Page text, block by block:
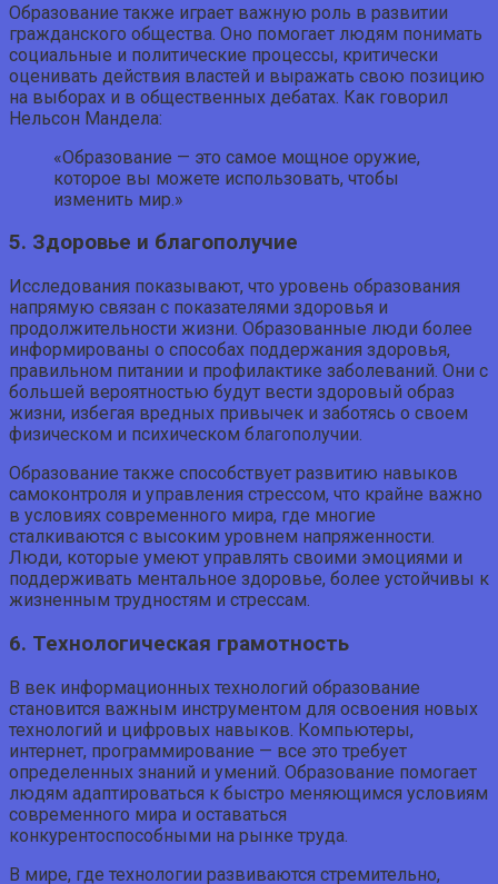
Образование также играет важную роль в развитии
гражданского общества. Оно помогает людям понимать
социальные и политические процессы, критически
оценивать действия властей и выражать свою позицию
на выборах и в общественных дебатах. Как говорил
Нельсон Мандела:
«Образование — это самое мощное оружие,
которое вы можете использовать, чтобы
изменить мир.»
5. Здоровье и благополучие
Исследования показывают, что уровень образования
напрямую связан с показателями здоровья и
продолжительности жизни. Образованные люди более
информированы о способах поддержания здоровья,
правильном питании и профилактике заболеваний. Они с
большей вероятностью будут вести здоровый образ
жизни, избегая вредных привычек и заботясь о своем
физическом и психическом благополучии.
Образование также способствует развитию навыков
самоконтроля и управления стрессом, что крайне важно
в условиях современного мира, где многие
сталкиваются с высоким уровнем напряженности.
Люди, которые умеют управлять своими эмоциями и
поддерживать ментальное здоровье, более устойчивы к
жизненным трудностям и стрессам.
6. Технологическая грамотность
В век информационных технологий образование
становится важным инструментом для освоения новых
технологий и цифровых навыков. Компьютеры,
интернет, программирование — все это требует
определенных знаний и умений. Образование помогает
людям адаптироваться к быстро меняющимся условиям
современного мира и оставаться
конкурентоспособными на рынке труда.
В мире, где технологии развиваются стремительно,